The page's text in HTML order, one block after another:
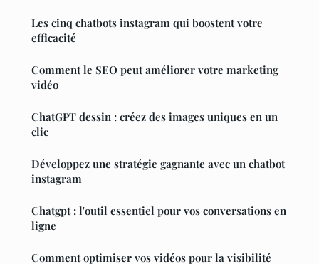
Les cinq chatbots instagram qui boostent votre
efficacité
Comment le SEO peut améliorer votre marketing
vidéo
ChatGPT dessin : créez des images uniques en un
clic
Développez une stratégie gagnante avec un chatbot
instagram
Chatgpt : l'outil essentiel pour vos conversations en
ligne
Comment optimiser vos vidéos pour la visibilité